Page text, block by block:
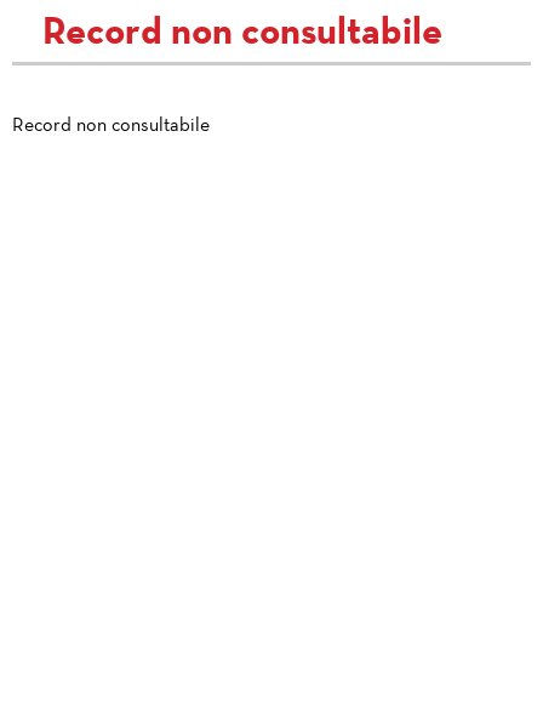
Record non consultabile
Record non consultabile